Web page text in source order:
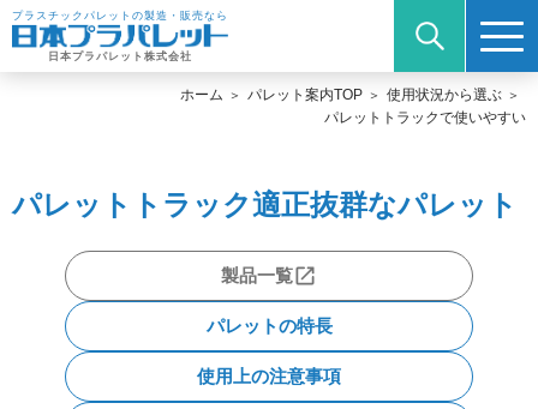
プラスチックパレットの製造・販売なら
日本プラパレット株式会社
ホーム パレット案内TOP
使用状況から選ぶ
パレットトラックで使いやすい
パレットトラック適正抜群なパレット
製品一覧
パレットの特長
使用上の注意事項